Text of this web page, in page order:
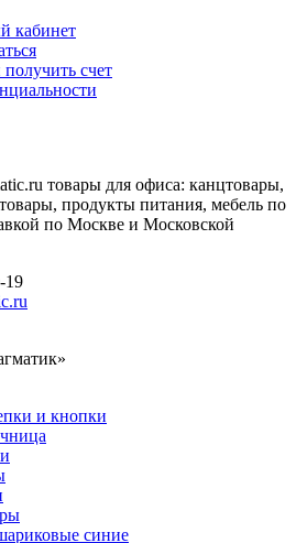
кабинет
получить счет
товары для офиса: канцтовары,
продукты питания, мебель по
по Москве и Московской
19
и кнопки
синие